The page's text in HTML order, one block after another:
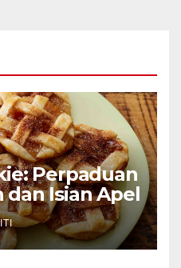
Perpaduan
dan Isian Apel